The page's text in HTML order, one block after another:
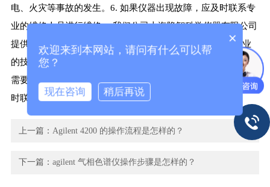
电、火灾等事故的发生。6. 如果仪器出现故障，应及时联系专
业的维修人员进行维修。 我们公司上海隐智科学仪器有限公司
提供 Agilent 仪器的维修、租赁、清灰保养等服务，拥有专业
的技术团队和丰富的经验，可以为您提供优质的服务。如果您
需要了解更多关于 Agilent 仪器的信息或需要相关服务，请随
时联系我们。
上一篇： Agilent 4200 的操作流程是怎样的？
下一篇：agilent 气相色谱仪操作步骤是怎样的？
×
欢迎来到本网站，请问有什么可以帮
您？
现在咨询 稍后再说